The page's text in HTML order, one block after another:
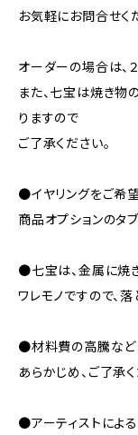
お気軽にお問合せく
オーダーの場合は、
また、七宝は焼き物
りますので
ご了承ください。
●イヤリングをご希
商品オプションのタ
●七宝は、金属に焼
ワレモノですので、
●材料費の高騰など
あらかじめ、ご了承く
●アーティストによ